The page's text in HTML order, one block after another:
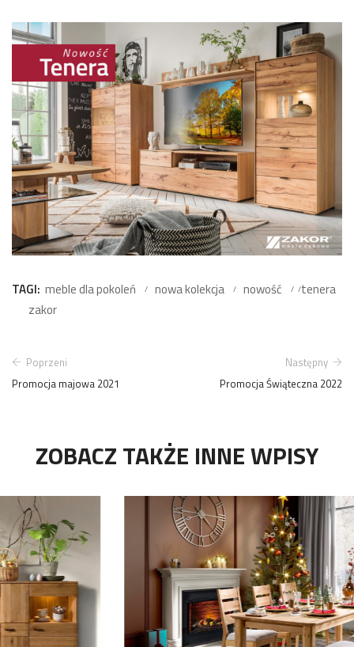
TAGI: meble dla pokoleń nowa kolekcja nowość
tenera
zakor
Poprzeni
Promocja majowa 2021
Następny
Promocja Świąteczna 2022
ZOBACZ TAKŻE INNE WPISY